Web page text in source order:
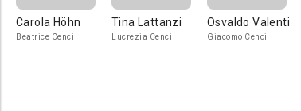
Carola Höhn
Beatrice Cenci
Tina Lattanzi
Lucrezia Cenci
Osvaldo Valenti
Giacomo Cenci